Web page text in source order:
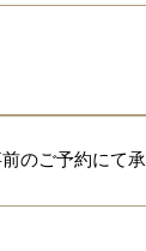
のご予約にて承